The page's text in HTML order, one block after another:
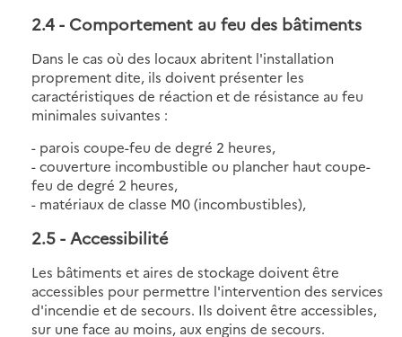
2.4 - Comportement au feu des bâtiments
Dans le cas où des locaux abritent l'installation
proprement dite, ils doivent présenter les
caractéristiques de réaction et de résistance au feu
minimales suivantes :
- parois coupe-feu de degré 2 heures,
- couverture incombustible ou plancher haut coupe-
feu de degré 2 heures,
- matériaux de classe M0 (incombustibles),
2.5 - Accessibilité
Les bâtiments et aires de stockage doivent être
accessibles pour permettre l'intervention des services
d'incendie et de secours. Ils doivent être accessibles,
sur une face au moins, aux engins de secours.